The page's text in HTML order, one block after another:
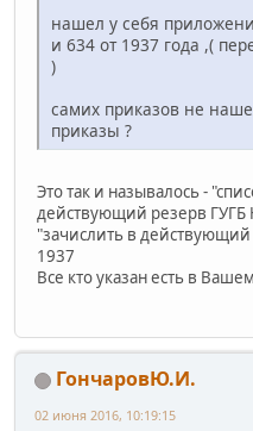
нашел у себя
и 634 от 1937 года ,(
)
самих приказов не
приказы ?
Это так и называлось -
действующий резерв ГУГБ
"зачислить в
1937
Все кто указан есть в
ГончаровЮ.И.
02 июня 2016, 10:19:15